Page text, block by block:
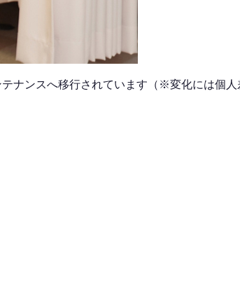
ナンスへ移行されています（※変化には個人